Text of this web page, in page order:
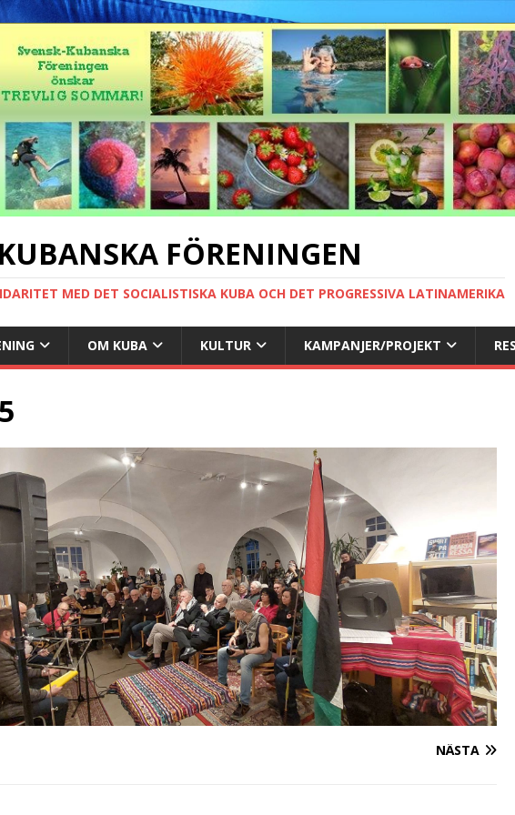
FÖRENINGEN
MED DET SOCIALISTISKA KUBA OCH DET PROGRESSIVA LATINAMERIKA
OM KUBA KULTUR KAMPANJER/PROJEKT
NÄSTA